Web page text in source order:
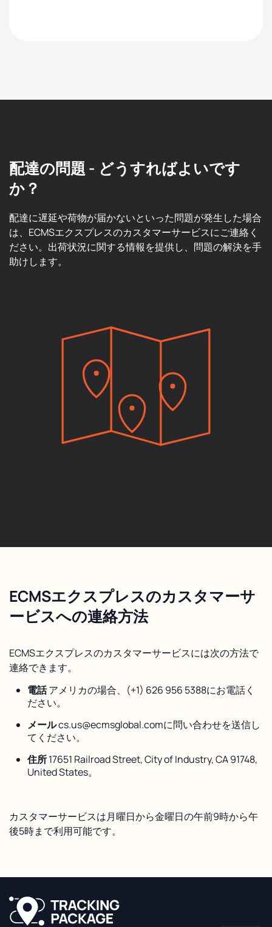
配達の問題 - どうすればよいです
か？
配達に遅延や荷物が届かないといった問題が発生した場合
は、ECMSエクスプレスのカスタマーサービスにご連絡く
ださい。出荷状況に関する情報を提供し、問題の解決を手
助けします。
ECMSエクスプレスのカスタマーサ
ービスへの連絡方法
ECMSエクスプレスのカスタマーサービスには次の方法で
連絡できます。
電話アメリカの場合、(+1) 626 956 5388にお電話く
ださい。
メールcs.us@ecmsglobal.comに問い合わせを送信し
てください。
住所17651 Railroad Street, City of Industry, CA 91748,
United States。
カスタマーサービスは月曜日から金曜日の午前9時から午
後5時まで利用可能です。